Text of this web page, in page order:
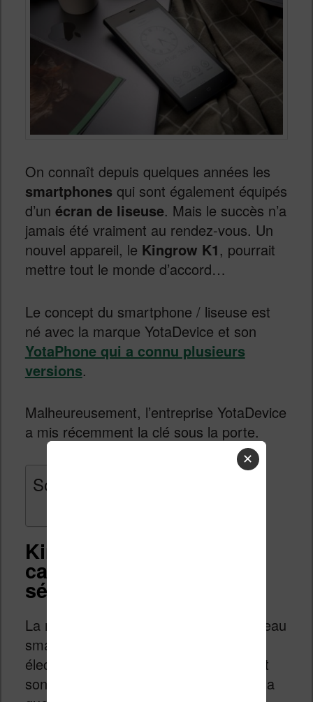
On connaît depuis quelques années les
smartphonesqui sont également équipés
d’un écran de liseuse. Mais le succès n’a
jamais été vraiment au rendez-vous. Un
nouvel appareil, le Kingrow K1, pourrait
mettre tout le monde d’accord…
Le concept du smartphone / liseuse est
né avec la marque YotaDevice et son
YotaPhone qui a connu plusieurs
versions.
Malheureusement, l’entreprise YotaDevice
a mis récemment la clé sous la porte.
Sommaire
Kingrow K1 : des
caractéristiques
séduisantes
La relève semble déjà là avec un nouveau
smartphone a écran du type « encre
électronique E Ink Carta HD » qui a fait
son apparition sur le site Indiegogo il y a
✕